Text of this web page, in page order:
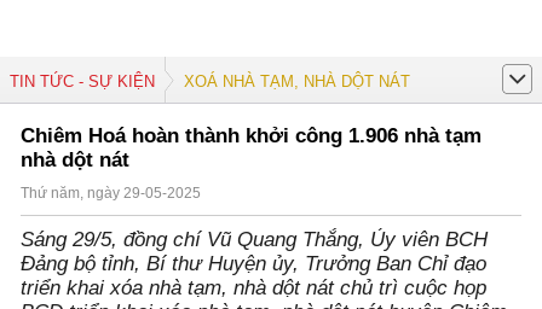
TIN TỨC - SỰ KIỆN XOÁ NHÀ TẠM, NHÀ DỘT NÁT
Chiêm Hoá hoàn thành khởi công 1.906 nhà tạm
nhà dột nát
Thứ năm, ngày 29-05-2025
Sáng 29/5, đồng chí Vũ Quang Thắng, Ủy viên BCH
Đảng bộ tỉnh, Bí thư Huyện ủy, Trưởng Ban Chỉ đạo
triển khai xóa nhà tạm, nhà dột nát chủ trì cuộc họp